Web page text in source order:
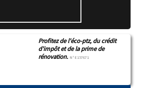
Profitez de l'éco-ptz, du crédit
d'impôt et de la prime de
rénovation. N°E157671